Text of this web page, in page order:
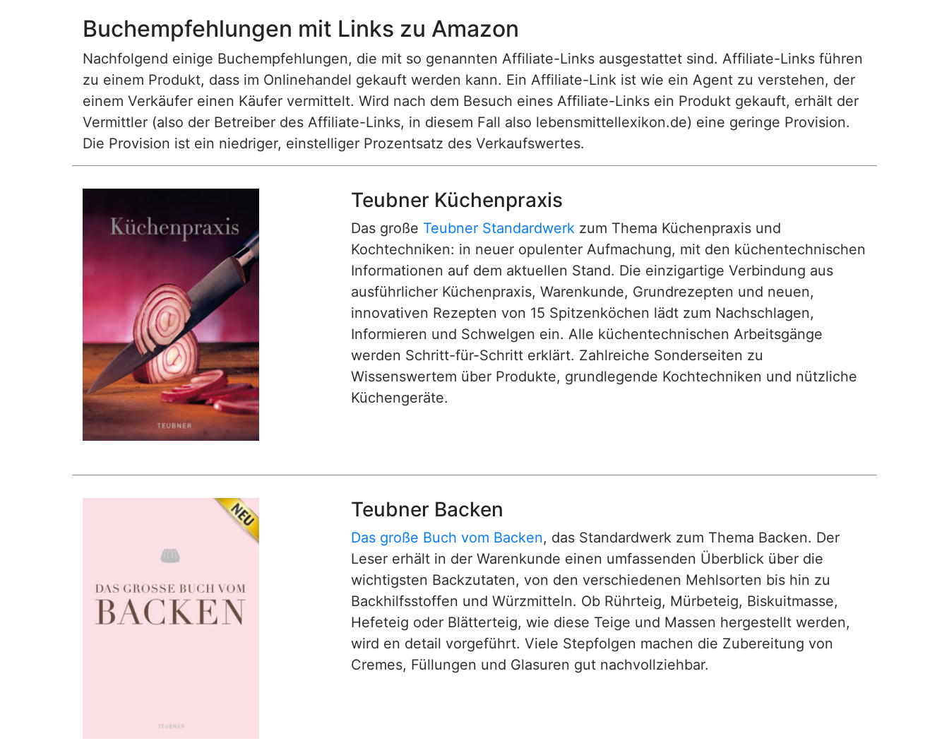
Buchempfehlungen mit Links zu Amazon
Nachfolgend einige Buchempfehlungen, die mit so genannten Affiliate-Links ausgestattet sind. Affiliate-Links führen
zu einem Produkt, dass im Onlinehandel gekauft werden kann. Ein Affiliate-Link ist wie ein Agent zu verstehen, der
einem Verkäufer einen Käufer vermittelt. Wird nach dem Besuch eines Affiliate-Links ein Produkt gekauft, erhält der
Vermittler (also der Betreiber des Affiliate-Links, in diesem Fall also lebensmittellexikon.de) eine geringe Provision.
Die Provision ist ein niedriger, einstelliger Prozentsatz des Verkaufswertes.
Teubner Küchenpraxis
Das große Teubner Standardwerk zum Thema Küchenpraxis und
Kochtechniken: in neuer opulenter Aufmachung, mit den küchentechnischen
Informationen auf dem aktuellen Stand. Die einzigartige Verbindung aus
ausführlicher Küchenpraxis, Warenkunde, Grundrezepten und neuen,
innovativen Rezepten von 15 Spitzenköchen lädt zum Nachschlagen,
Informieren und Schwelgen ein. Alle küchentechnischen Arbeitsgänge
werden Schritt-für-Schritt erklärt. Zahlreiche Sonderseiten zu
Wissenswertem über Produkte, grundlegende Kochtechniken und nützliche
Küchengeräte.
Teubner Backen
Das große Buch vom Backen, das Standardwerk zum Thema Backen. Der
Leser erhält in der Warenkunde einen umfassenden Überblick über die
wichtigsten Backzutaten, von den verschiedenen Mehlsorten bis hin zu
Backhilfsstoffen und Würzmitteln. Ob Rührteig, Mürbeteig, Biskuitmasse,
Hefeteig oder Blätterteig, wie diese Teige und Massen hergestellt werden,
wird en detail vorgeführt. Viele Stepfolgen machen die Zubereitung von
Cremes, Füllungen und Glasuren gut nachvollziehbar.